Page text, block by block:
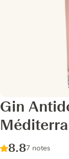
Gin
Score :
8.8/ 10
7 notes